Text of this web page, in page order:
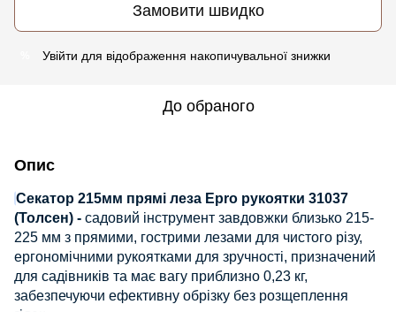
Замовити швидко
Увійти для відображення накопичувальної знижки
До обраного
Опис
Секатор 215мм прямі леза Epro рукоятки 31037
(Толсен) - садовий інструмент завдовжки близько 215-
225 мм з прямими, гострими лезами для чистого різу,
ергономічними рукоятками для зручності, призначений
для садівників та має вагу приблизно 0,23 кг,
забезпечуючи ефективну обрізку без розщеплення